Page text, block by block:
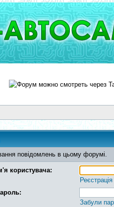
повідомлень в цьому форумі.
користувача:
Реєстрація
Забули